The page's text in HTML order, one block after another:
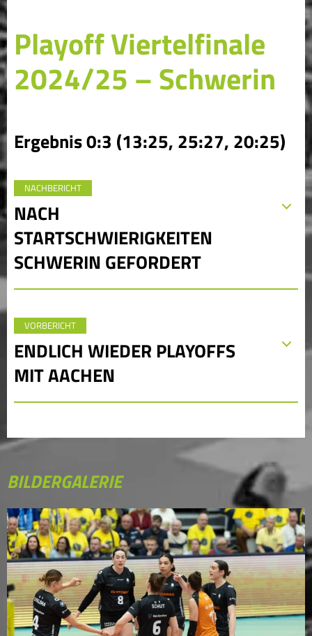
Playoff Viertelfinale
2024/25 – Schwerin
Ergebnis 0:3 (13:25, 25:27, 20:25)
NACHBERICHT
NACH
STARTSCHWIERIGKEITEN
SCHWERIN GEFORDERT
VORBERICHT
ENDLICH WIEDER PLAYOFFS
MIT AACHEN
BILDERGALERIE